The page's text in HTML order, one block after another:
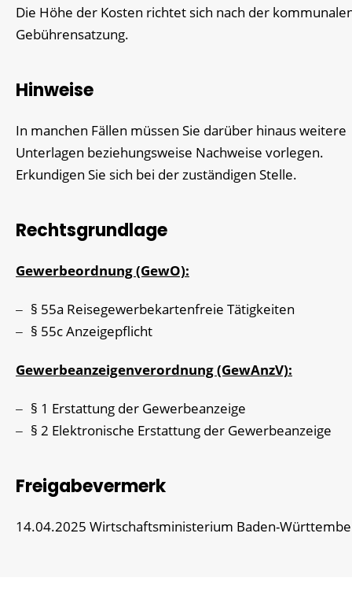
Die Höhe der Kosten richtet sich nach der
Gebührensatzung.
Hinweise
In manchen Fällen müssen Sie darüber hinaus weitere
Unterlagen beziehungsweise Nachweise vorlegen.
Erkundigen Sie sich bei der zuständigen Stelle.
Rechtsgrundlage
Gewerbeordnung (GewO):
§ 55a Reisegewerbekartenfreie Tätigkeiten
§ 55c Anzeigepflicht
Gewerbeanzeigenverordnung (GewAnzV):
§ 1 Erstattung der Gewerbeanzeige
§ 2 Elektronische Erstattung der Gewerbeanzeige
Freigabevermerk
14.04.2025 Wirtschaftsministerium Baden-